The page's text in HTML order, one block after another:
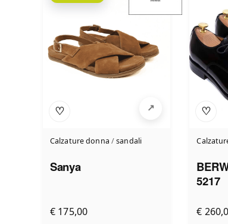
♡
Calzature donna /sandali
Sanya
€ 175,00
♡
5217
€